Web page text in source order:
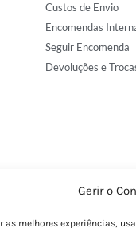
Gerir o
as melhores experiências,
Custos de Envio
Encomendas
Seguir Encomenda
Devoluções e